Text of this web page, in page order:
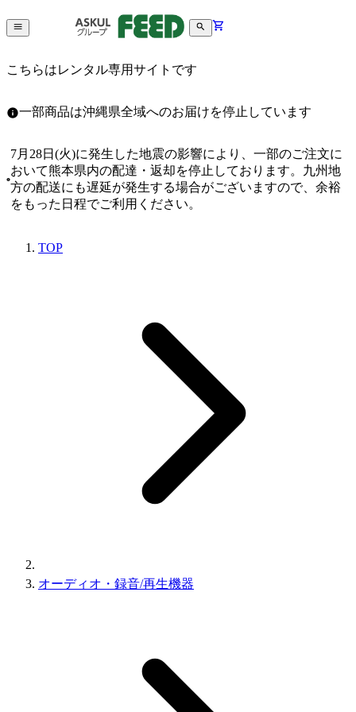
こちらはレンタル専用サイトです
一部商品は沖縄県全域へのお届けを停止しています
7月28日(火)に発生した地震の影響により、一部のご注文に
おいて熊本県内の配達・返却を停止しております。九州地
方の配送にも遅延が発生する場合がございますので、余裕
をもった日程でご利用ください。
TOP
オーディオ・録音/再生機器